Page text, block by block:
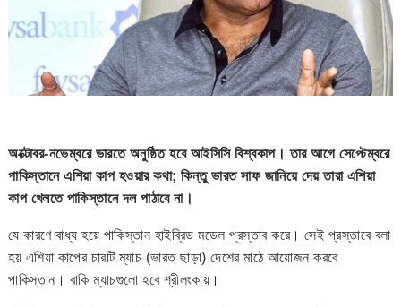
অক্টোবর-নভেম্বরে ভারতে অনুষ্ঠিত হবে আইসিসি বিশ্বকাপ। তার আগে সেপ্টেম্বরে
পাকিস্তানে এশিয়া কাপ হওয়ার কথা; কিন্তু ভারত সাফ জানিয়ে দেয় তারা এশিয়া
কাপ খেলতে পাকিস্তানে দল পাঠাবে না।
যে কারণে বাধ্য হয়ে পাকিস্তান হাইব্রিড মডেল প্রস্তাব করে। সেই প্রস্তাবে বলা
হয় এশিয়া কাপের চারটি ম্যাচ (ভারত ছাড়া) দেশের মাঠে আয়োজন করবে
পাকিস্তান। বাকি ম্যাচগুলো হবে শ্রীলংকায়।